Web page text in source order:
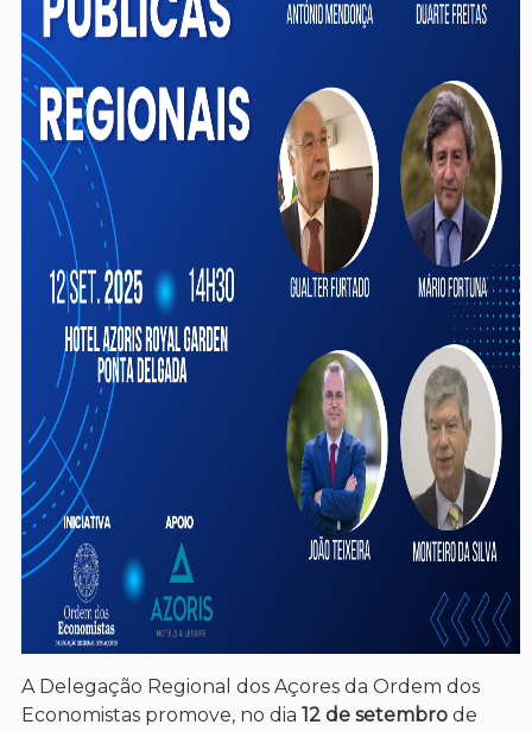
A Delegação Regional dos Açores da Ordem dos
Economistas promove, no dia 12 de setembro de